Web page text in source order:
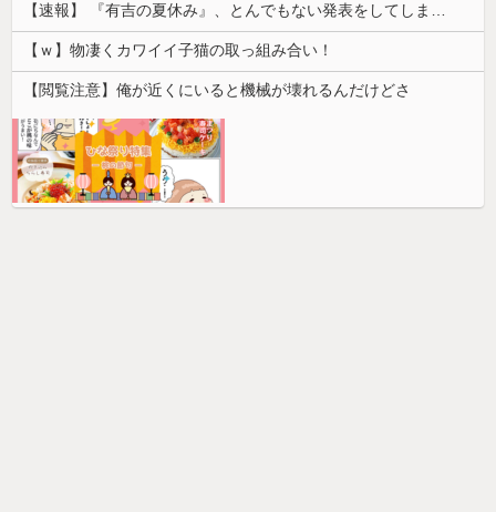
【速報】 『有吉の夏休み』、とんでもない発表をしてしまう！！！！！
【ｗ】物凄くカワイイ子猫の取っ組み合い！
【閲覧注意】俺が近くにいると機械が壊れるんだけどさ